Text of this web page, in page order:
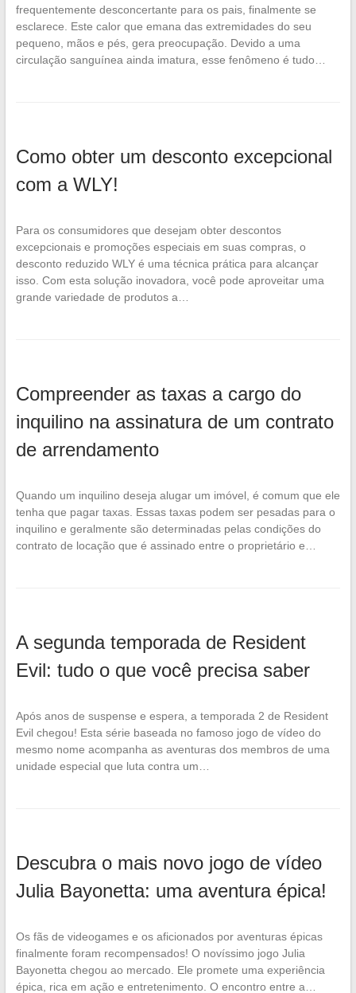
frequentemente desconcertante para os pais, finalmente se
esclarece. Este calor que emana das extremidades do seu
pequeno, mãos e pés, gera preocupação. Devido a uma
circulação sanguínea ainda imatura, esse fenômeno é tudo…
Como obter um desconto excepcional
com a WLY!
Para os consumidores que desejam obter descontos
excepcionais e promoções especiais em suas compras, o
desconto reduzido WLY é uma técnica prática para alcançar
isso. Com esta solução inovadora, você pode aproveitar uma
grande variedade de produtos a…
Compreender as taxas a cargo do
inquilino na assinatura de um contrato
de arrendamento
Quando um inquilino deseja alugar um imóvel, é comum que ele
tenha que pagar taxas. Essas taxas podem ser pesadas para o
inquilino e geralmente são determinadas pelas condições do
contrato de locação que é assinado entre o proprietário e…
A segunda temporada de Resident
Evil: tudo o que você precisa saber
Após anos de suspense e espera, a temporada 2 de Resident
Evil chegou! Esta série baseada no famoso jogo de vídeo do
mesmo nome acompanha as aventuras dos membros de uma
unidade especial que luta contra um…
Descubra o mais novo jogo de vídeo
Julia Bayonetta: uma aventura épica!
Os fãs de videogames e os aficionados por aventuras épicas
finalmente foram recompensados! O novíssimo jogo Julia
Bayonetta chegou ao mercado. Ele promete uma experiência
épica, rica em ação e entretenimento. O encontro entre a…